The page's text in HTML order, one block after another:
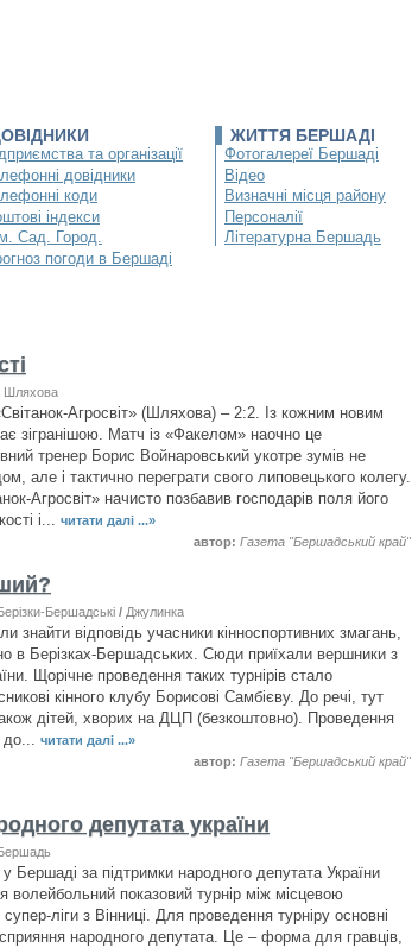
та організації
довідники
коди
індекси
Сад. Город.
погоди в Бершаді
ЖИТТЯ БЕРШАДІ
Фотогалереї Бершаді
Відео
Визначні місця району
Персоналії
Літературна Бершадь
Шляхова
Агросвіт» (Шляхова) – 2:2. Із кожним новим
зігранішою. Матч із «Факелом» наочно це
тренер Борис Войнаровський укотре зумів не
але і тактично переграти свого липовецького колегу.
Агросвіт» начисто позбавив господарів поля його
і... читати далі ...»
автор: Газета "Бершадський край"
Бершадські / Джулинка
знайти відповідь учасники кінноспортивних змагань,
в Берізках-Бершадських. Сюди приїхали вершники з
Щорічне проведення таких турнірів стало
кінного клубу Борисові Самбієву. До речі, тут
дітей, хворих на ДЦП (безкоштовно). Проведення
до... читати далі ...»
автор: Газета "Бершадський край"
депутата україни
Бершаді за підтримки народного депутата України
волейбольний показовий турнір між місцевою
ліги з Вінниці. Для проведення турніру основні
народного депутата. Це – форма для гравців,